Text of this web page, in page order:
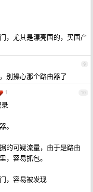
，尤其是漂亮国的，买国产
9
别操心那个路由器了
10
1
。
的可疑流量，由于是路由
，容易抓包。
，容易被发现